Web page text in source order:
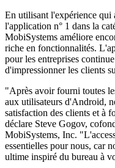
En utilisant l'expérience
l'application n° 1 dans la
MobiSystems améliore
riche en fonctionnalités.
pour les entreprises
d'impressionner les clients
"Après avoir fourni toutes
aux utilisateurs d'Android,
satisfaction des clients et à
déclare Steve Gogov,
MobiSystems, Inc.
essentielles pour nous, car
ultime inspiré du bureau à